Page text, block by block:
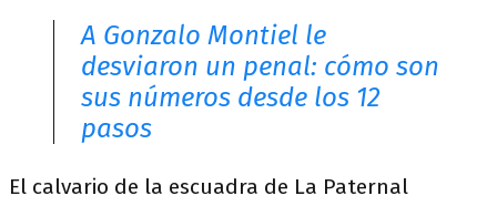
A Gonzalo Montiel le
desviaron un penal: cómo son
sus números desde los 12
pasos
El calvario de la escuadra de La Paternal